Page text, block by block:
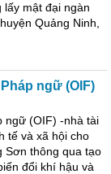
lấy mật đại ngàn
Quảng Ninh,
ngữ (OIF)
ngữ (OIF) -nhà tài
tế và xã hội cho
Sơn thông qua tạo
đổi khí hậu và